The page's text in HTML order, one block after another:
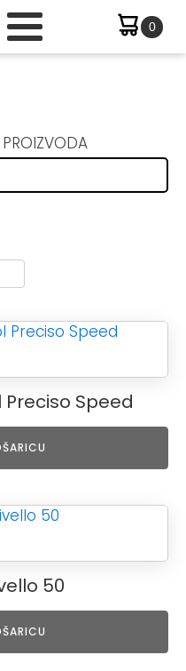
PROIZVODA
Speed
50